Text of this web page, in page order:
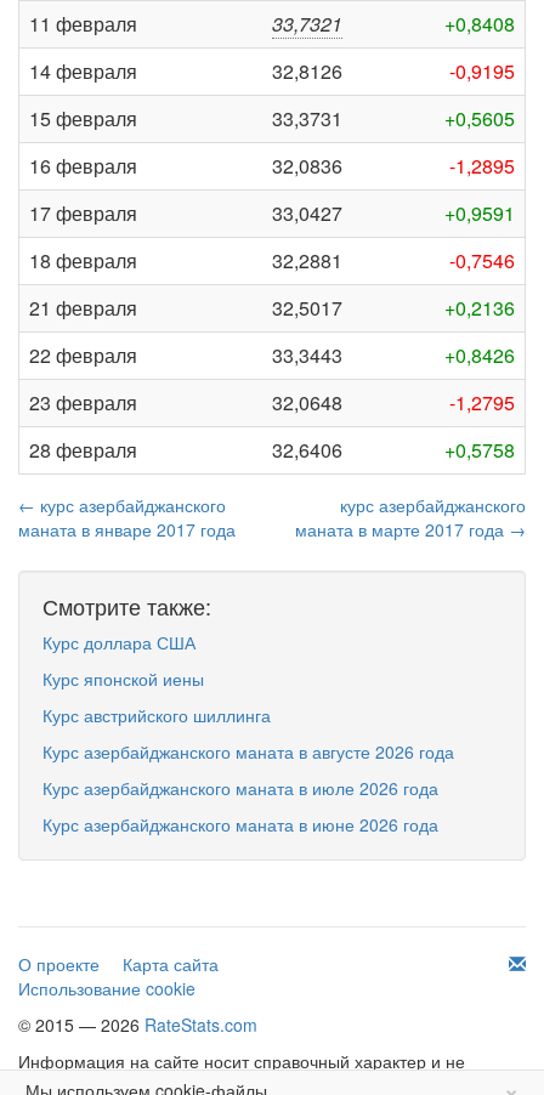
11 февраля
33,7321
+0,8408
14 февраля
32,8126
-0,9195
15 февраля
33,3731
+0,5605
16 февраля
32,0836
-1,2895
17 февраля
33,0427
+0,9591
18 февраля
32,2881
-0,7546
21 февраля
32,5017
+0,2136
22 февраля
33,3443
+0,8426
23 февраля
32,0648
-1,2795
28 февраля
32,6406 +0,5758
← курс азербайджанского
маната в январе 2017 года
курс азербайджанского
маната в марте 2017 года →
Смотрите также:
Курс доллара США
Курс японской иены
Курс австрийского шиллинга
Курс азербайджанского маната в августе 2026 года
Курс азербайджанского маната в июле 2026 года
Курс азербайджанского маната в июне 2026 года
О проекте
Карта сайта
Использование cookie
© 2015 — 2026 RateStats.com
Информация на сайте носит справочный характер и не
является офертой.
Мы используем cookie-файлы.